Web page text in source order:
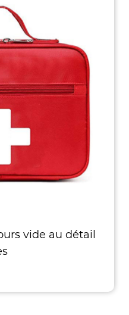
vide au détail